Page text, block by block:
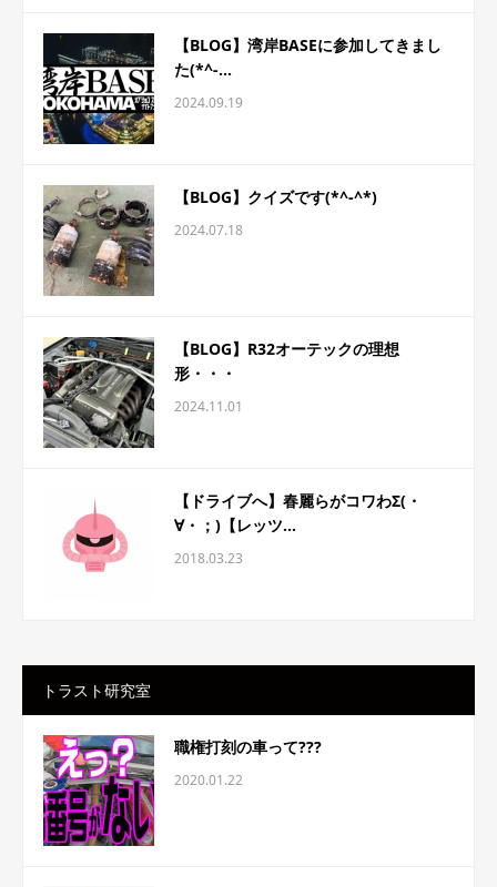
【BLOG】湾岸BASEに参加してきまし
た(*^-...
2024.09.19
【BLOG】クイズです(*^-^*)
2024.07.18
【BLOG】R32オーテックの理想
形・・・
2024.11.01
【ドライブへ】春麗らがコワわΣ(・
∀・；)【レッツ...
2018.03.23
トラスト研究室
職権打刻の車って???
2020.01.22